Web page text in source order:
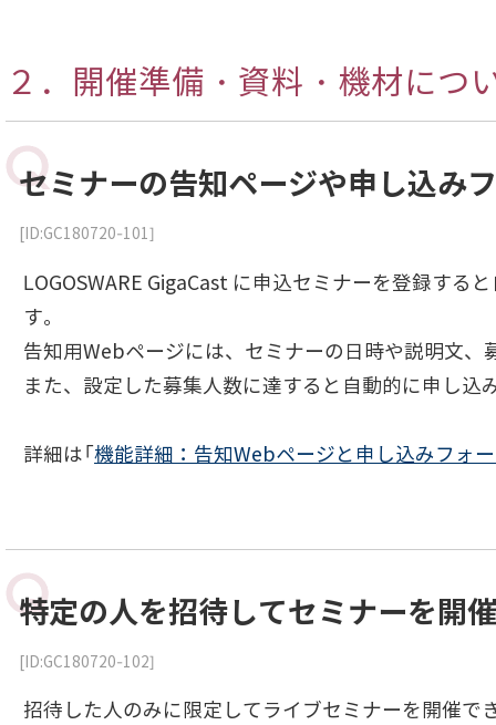
２．開催準備・資料・機材につ
セミナーの告知ページや申し込み
[ID:GC180720-101]
LOGOSWARE GigaCast に申込セミナーを登録す
す。
告知用Webページには、セミナーの日時や説明文、
また、設定した募集人数に達すると自動的に申し
詳細は「機能詳細：告知Webページと申し込みフォ
特定の人を招待してセミナーを開
[ID:GC180720-102]
招待した人のみに限定してライブセミナーを開催で